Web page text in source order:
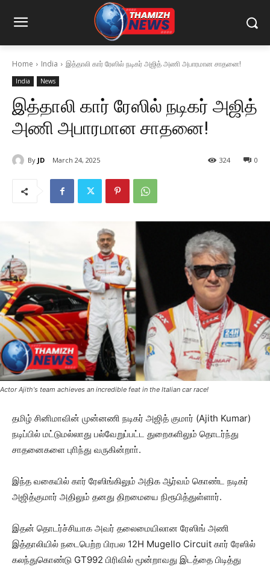
Home India இத்தாலி கார் ரேஸில் நடிகர் அஜித் அணி அபாரமான சாதனை!
India News
இத்தாலி கார் ரேஸில் நடிகர் அஜித்
அணி அபாரமான சாதனை!
By JD March 24, 2025 0
324
Actor Ajith's team achieves an incredible feat in the Italian car race!
தமிழ் சினிமாவின் முன்னணி நடிகர் அஜித் குமார் (Ajith Kumar)
நடிப்பில் மட்டுமல்லாது பல்வேறுப்பட்ட துறைகளிலும் தொடர்ந்து
சாதனைகளை புாிந்து வருகின்றாா்.
இந்த வகையில் கார் ரேஸிங்கிலும் அதிக ஆர்வம் கொண்ட நடிகர்
அஜித்குமார் அதிலும் தனது திறமையை நிரூபித்துள்ளார்.
இதன் தொடர்ச்சியாக அவர் தலைமையிலான ரேஸிங் அணி
இத்தாலியில் நடைபெற்ற பிரபல 12H Mugello Circuit கார் ரேஸில்
கலந்துகொண்டு GT992 பிரிவில் மூன்றாவது இடத்தை பிடித்து